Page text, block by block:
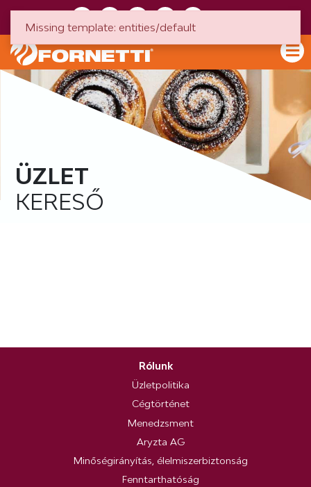
ÜZLET
KERESŐ
Rólunk
Üzletpolitika
Cégtörténet
Menedzsment
Aryzta AG
Minőségirányítás, élelmiszerbiztonság
Fenntarthatóság
Missing template: entities/default